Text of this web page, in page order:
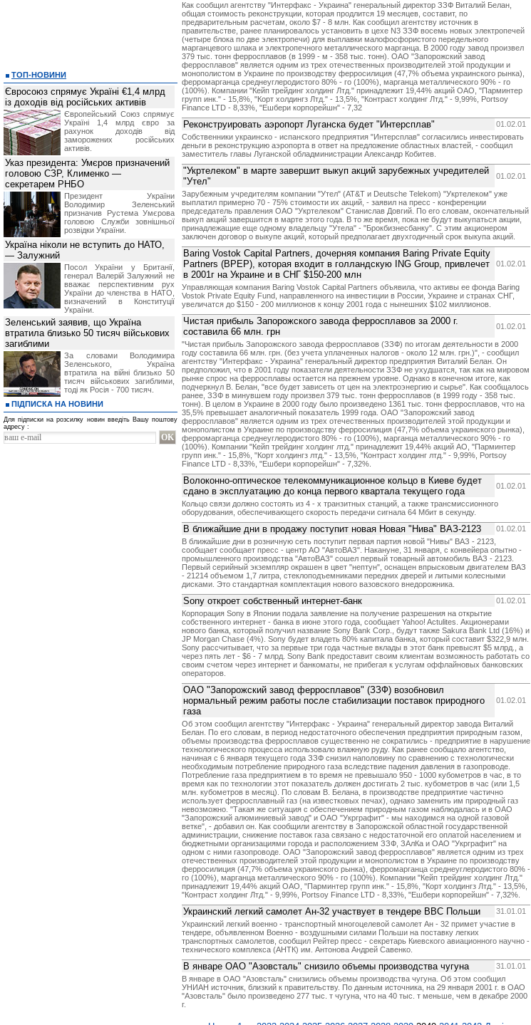
Как сообщил агентству "Интерфакс - Украина" генеральный директор ЗЗФ Виталий Белан,
общая стоимость реконструкции, которая продлится 19 месяцев, составит, по
предварительным расчетам, около $7 - 8 млн. Как сообщил агентству источник в
правительстве, ранее планировалось установить в цехе N3 ЗЗФ восемь новых электропечей
(четыре блока по две электропечи) для выплавки малофосфористого передельного
марганцевого шлака и электропечного металлического марганца. В 2000 году завод произвел
379 тыс. тонн ферросплавов (в 1999 - м - 358 тыс. тонн). ОАО "Запорожский завод
ферросплавов" является одним из трех отечественных производителей этой продукции и
монополистом в Украине по производству ферросилиция (47,7% объема украинского рынка),
ферромарганца среднеуглеродистого 80% - го (100%), марганца металлического 90% - го
(100%). Компании "Кейп трейдинг холдинг Лтд." принадлежит 19,44% акций ОАО, "Парминтер
групп инк." - 15,8%, "Корт холдингз Лтд." - 13,5%, "Контраст холдинг Лтд." - 9,99%, Portsoy
Finance LTD - 8,33%, "Ешбери корпорейшн" - 7,32
Реконструировать аэропорт Луганска будет "Интерсплав"
01.02.01
Собственники украинско - испанского предприятия "Интерсплав" согласились инвестировать
деньги в реконструкцию аэропорта в ответ на предложение областных властей, - сообщил
заместитель главы Луганской обладминистрации Александр Кобитев.
"Укртелеком" в марте завершит выкуп акций зарубежных учредителей
"Утел"
01.02.01
Зарубежным учредителям компании "Утел" (AT&T и Deutsche Telekom) "Укртелеком" уже
выплатил примерно 70 - 75% стоимости их акций, - заявил на пресс - конференции
председатель правления ОАО "Укртелеком" Станислав Довгий. По его словам, окончательный
выкуп акций завершится в марте этого года. В то же время, пока не будут выкупаться акции,
принадлежащие еще одному владельцу "Утела" - "Брокбизнесбанку". С этим акционером
заключен договор о выкупе акций, который предполагает двухгодичный срок выкупа акций.
Baring Vostok Capital Partners, дочерняя компания Baring Private Equity
Partners (BPEP), которая входит в голландскую ING Group, привлечет
в 2001г на Украине и в СНГ $150-200 млн
01.02.01
Управляющая компания Baring Vostok Capital Partners объявила, что активы ее фонда Baring
Vostok Private Equity Fund, направленного на инвестиции в России, Украине и странах СНГ,
увеличатся до $150 - 200 миллионов к концу 2001 года с нынешних $102 миллионов.
Чистая прибыль Запорожского завода ферросплавов за 2000 г.
составила 66 млн. грн
01.02.01
"Чистая прибыль Запорожского завода ферросплавов (ЗЗФ) по итогам деятельности в 2000
году составила 66 млн. грн. (без учета уплаченных налогов - около 12 млн. грн.)", - сообщил
агентству "Интерфакс - Украина" генеральный директор предприятия Виталий Белан. Он
предположил, что в 2001 году показатели деятельности ЗЗФ не ухудшатся, так как на мировом
рынке спрос на ферросплавы остается на прежнем уровне. Однако в конечном итоге, как
подчеркнул В. Белан, "все будет зависеть от цен на электроэнергию и сырье". Как сообщалось
ранее, ЗЗФ в минувшем году произвел 379 тыс. тонн ферросплавов (в 1999 году - 358 тыс.
тонн). В целом в Украине в 2000 году было произведено 1361 тыс. тонн ферросплавов, что на
35,5% превышает аналогичный показатель 1999 года. ОАО "Запорожский завод
ферросплавов" является одним из трех отечественных производителей этой продукции и
монополистом в Украине по производству ферросилиция (47,7% объема украинского рынка),
ферромарганца среднеуглеродистого 80% - го (100%), марганца металлического 90% - го
(100%). Компании "Кейп трейдинг холдинг лтд." принадлежит 19,44% акций АО, "Парминтер
групп инк." - 15,8%, "Корт холдингз лтд." - 13,5%, "Контраст холдинг лтд." - 9,99%, Portsoy
Finance LTD - 8,33%, "Ешбери корпорейшн" - 7,32%.
Bолоконно-оптическое телекоммуникационное кольцо в Киеве будет
сдано в эксплуатацию до конца первого квартала текущего года
01.02.01
Кольцо связи должно состоять из 4 - х транзитных станций, а также трансмиссионного
оборудования, обеспечивающего скорость передачи сигнала 64 Мбит в секунду.
В ближайшие дни в продажу поступит новая Новая "Нива" ВАЗ-2123
01.02.01
В ближайшие дни в розничную сеть поступит первая партия новой "Нивы" ВАЗ - 2123,
сообщает сообщает пресс - центр АО "АвтоВАЗ". Накануне, 31 января, с конвейера опытно -
промышленного производства "АвтоВАЗ" сошел первый товарный автомобиль ВАЗ - 2123.
Первый серийный экземпляр окрашен в цвет "нептун", оснащен впрысковым двигателем ВАЗ
- 21214 объемом 1,7 литра, стеклоподъемниками передних дверей и литыми колесными
дисками. Это стандартная комплектация нового вазовского внедорожника.
Sony откроет собственный интернет-банк
01.02.01
Корпорация Sony в Японии подала заявление на получение разрешения на открытие
собственного интернет - банка в июне этого года, сообщает Yahoo! Actulites. Акционерами
нового банка, который получил название Sony Bank Corp., будут также Sakura Bank Ltd (16%) и
JP Morgan Chase (4%). Sony будет владеть 80% капитала банка, который составит $322,9 млн.
Sony рассчитывает, что за первые три года частные вклады в этот банк превысят $5 млрд., а
через пять лет - $6 - 7 млрд. Sony Bank предоставит своим клиентам возможность работать со
своим счетом через интернет и банкоматы, не прибегая к услугам оффлайновых банковских
операторов.
ОАО "Запорожский завод ферросплавов" (ЗЗФ) возобновил
нормальный режим работы после стабилизации поставок природного
газа
01.02.01
Об этом сообщил агентству "Интерфакс - Украина" генеральный директор завода Виталий
Белан. По его словам, в период недостаточного обеспечения предприятия природным газом,
объемы производства ферросплавов существенно не сократились - предприятие в нарушение
технологического процесса использовало влажную руду. Как ранее сообщало агентство,
начиная с 6 января текущего года ЗЗФ снизил наполовину по сравнению с технологически
необходимым потребление природного газа вследствие падения давления в газопроводе.
Потребление газа предприятием в то время не превышало 950 - 1000 кубометров в час, в то
время как по технологии этот показатель должен достигать 2 тыс. кубометров в час (или 1,5
млн. кубометров в месяц). По словам В. Белана, в производстве предприятие частично
использует ферросплавный газ (на известковых печах), однако заменить им природный газ
невозможно. "Такая же ситуация с обеспечением природным газом наблюдалась и в ОАО
"Запорожский алюминиевый завод" и ОАО "Укрграфит" - мы находимся на одной газовой
ветке", - добавил он. Как сообщили агентству в Запорожской областной государственной
администрации, снижение поставок газа связано с недостаточной его оплатой населением и
бюджетными организациями города и расположением ЗЗФ, ЗАлКа и ОАО "Укрграфит" на
одном с ними газопроводе. ОАО "Запорожский завод ферросплавов" является одним из трех
отечественных производителей этой продукции и монополистом в Украине по производству
ферросилиция (47,7% объема украинского рынка), ферромарганца среднеуглеродистого 80% -
го (100%), марганца металлического 90% - го (100%). Компании "Кейп трейдинг холдинг Лтд."
принадлежит 19,44% акций ОАО, "Парминтер групп инк." - 15,8%, "Корт холдингз Лтд." - 13,5%,
"Контраст холдинг Лтд." - 9,99%, Portsoy Finance LTD - 8,33%, "Ешбери корпорейшн" - 7,32%.
Украинский легкий самолет Ан-32 участвует в тендере ВВС Польши
31.01.01
Украинский легкий военно - транспортный многоцелевой самолет Ан - 32 примет участие в
тендере, объявленном Военно - воздушными силами Польши на поставку легких
транспортных самолетов, сообщил Рейтер пресс - секретарь Киевского авиационного научно -
технического комплекса (АНТК) им. Антонова Андрей Савенко.
В январе ОАО "Азовсталь" снизило объемы производства чугуна
31.01.01
В январе в ОАО "Азовсталь" снизились объемы производства чугуна. Об этом сообщил
УНИАН источник, близкий к правительству. По данным источника, на 29 января 2001 г. в ОАО
"Азовсталь" было произведено 277 тыс. т чугуна, что на 40 тыс. т меньше, чем в декабре 2000
г.
ТОП-НОВИНИ
Євросоюз спрямує Україні €1,4 млрд
із доходів від російських активів
Європейський Союз спрямує
Україні 1,4 млрд євро за
рахунок доходів від
заморожених російських
активів.
Указ президента: Умєров призначений
головою СЗР, Клименко —
секретарем РНБО
Президент України
Володимир Зеленський
призначив Pустема Умєрова
головою Служби зовнішньої
розвідки України.
Україна ніколи не вступить до НАТО,
— Залужний
Посол України у Британії,
генерал Валерій Залужний не
вважає перспективним рух
України до членства в НАТО,
визначений в Конституції
України.
Зеленський заявив, що Україна
втратила близько 50 тисяч військових
загиблими
За словами Володимира
Зеленського, Україна
втратила на війні близько 50
тисяч військових загиблими,
тоді як Росія - 700 тисяч.
ПІДПИСКА НА НОВИНИ
Для підписки на розсилку новин введіть Вашу поштову
адресу :